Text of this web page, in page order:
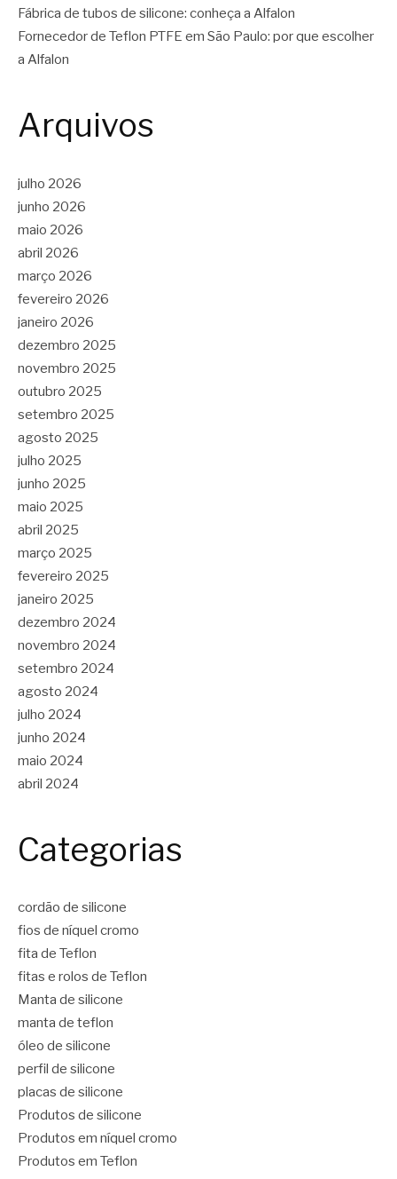
Fábrica de tubos de silicone: conheça a Alfalon
Fornecedor de Teflon PTFE em São Paulo: por que escolher
a Alfalon
Arquivos
julho 2026
junho 2026
maio 2026
abril 2026
março 2026
fevereiro 2026
janeiro 2026
dezembro 2025
novembro 2025
outubro 2025
setembro 2025
agosto 2025
julho 2025
junho 2025
maio 2025
abril 2025
março 2025
fevereiro 2025
janeiro 2025
dezembro 2024
novembro 2024
setembro 2024
agosto 2024
julho 2024
junho 2024
maio 2024
abril 2024
Categorias
cordão de silicone
fios de níquel cromo
fita de Teflon
fitas e rolos de Teflon
Manta de silicone
manta de teflon
óleo de silicone
perfil de silicone
placas de silicone
Produtos de silicone
Produtos em níquel cromo
Produtos em Teflon